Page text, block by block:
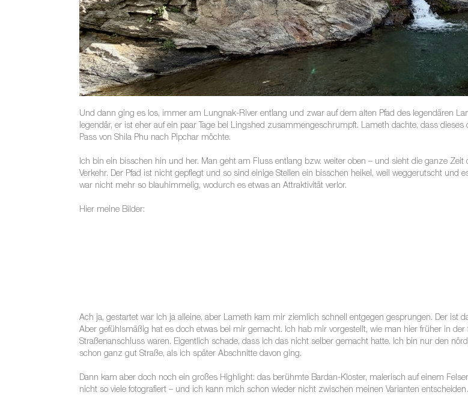
Und dann ging es los, immer am Lungnak-River entlang und zwar auf dem alten Pfad des legendären
legendär, er ist eher auf ein paar Tage bei Lingshed zusammengeschrumpft. Lameth dachte, dass
Pass von Shila Phu nach Pipchar möchte.
Ich bin ein bisschen hin und her. Man geht am Fluss entlang bzw. weiter oben – und sieht die ganze
Verkehr. Der Pfad ist nicht gepflegt und so sind einige Stellen ein bisschen heikel, weil weggerutscht und
war nicht mehr so blauhimmelig, wodurch es etwas an Attraktivität verlor.
Hier meine Bilder:
Ach ja, gestartet war ich ja alleine, aber Lameth kam mir ziemlich schnell entgegen gesprungen. Der ist
Aber gefühlsmäßig hat es doch etwas bei mir gemacht. Ich hab mir vorgestellt, wie man hier früher in
Straßenanschluss waren. Eigentlich schade, dass ich das nicht selber gemacht hatte. Ich bin nur den
schon ganz gut Straße, als ich später Abschnitte davon ging.
Dann kam aber doch noch ein großes Highlight: das berühmte Bardan-Kloster, malerisch auf einem
nicht so viele fotografiert – und ich kann mich schon wieder nicht zwischen meinen Varianten